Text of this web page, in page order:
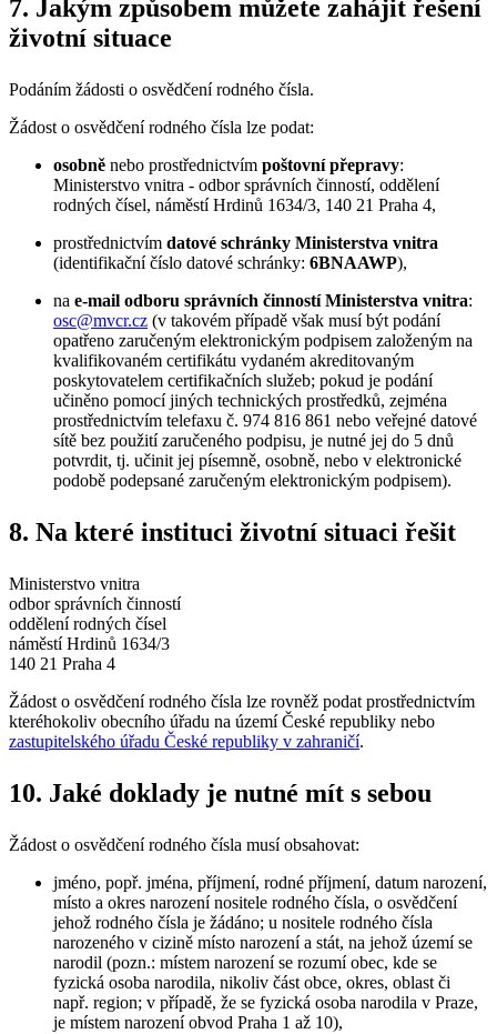
7. Jakým způsobem můžete zahájit řešení
životní situace
Podáním žádosti o osvědčení rodného čísla.
Žádost o osvědčení rodného čísla lze podat:
osobně nebo prostřednictvím poštovní přepravy:
Ministerstvo vnitra - odbor správních činností, oddělení
rodných čísel, náměstí Hrdinů 1634/3, 140 21 Praha 4,
prostřednictvím datové schránky Ministerstva vnitra
(identifikační číslo datové schránky: 6BNAAWP),
na e-mail odboru správních činností Ministerstva vnitra:
osc@mvcr.cz (v takovém případě však musí být podání
opatřeno zaručeným elektronickým podpisem založeným na
kvalifikovaném certifikátu vydaném akreditovaným
poskytovatelem certifikačních služeb; pokud je podání
učiněno pomocí jiných technických prostředků, zejména
prostřednictvím telefaxu č. 974 816 861 nebo veřejné datové
sítě bez použití zaručeného podpisu, je nutné jej do 5 dnů
potvrdit, tj. učinit jej písemně, osobně, nebo v elektronické
podobě podepsané zaručeným elektronickým podpisem).
8. Na které instituci životní situaci řešit
Ministerstvo vnitra
odbor správních činností
oddělení rodných čísel
náměstí Hrdinů 1634/3
140 21 Praha 4
Žádost o osvědčení rodného čísla lze rovněž podat prostřednictvím
kteréhokoliv obecního úřadu na území České republiky nebo
zastupitelského úřadu České republiky v zahraničí.
10. Jaké doklady je nutné mít s sebou
Žádost o osvědčení rodného čísla musí obsahovat:
jméno, popř. jména, příjmení, rodné příjmení, datum narození,
místo a okres narození nositele rodného čísla, o osvědčení
jehož rodného čísla je žádáno; u nositele rodného čísla
narozeného v cizině místo narození a stát, na jehož území se
narodil (pozn.: místem narození se rozumí obec, kde se
fyzická osoba narodila, nikoliv část obce, okres, oblast či
např. region; v případě, že se fyzická osoba narodila v Praze,
je místem narození obvod Praha 1 až 10),